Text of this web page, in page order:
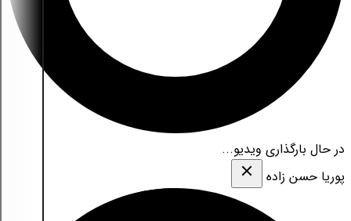
در حال بارگذاری ویدیو...
پوریا حسن زاده